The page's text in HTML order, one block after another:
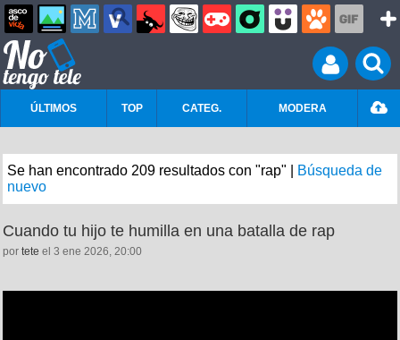
ÚLTIMOS TOP CATEG. MODERA
Se han encontrado 209 resultados con "rap" |
Búsqueda de
nuevo
Cuando tu hijo te humilla en una batalla de rap
por tete el 3 ene 2026, 20:00